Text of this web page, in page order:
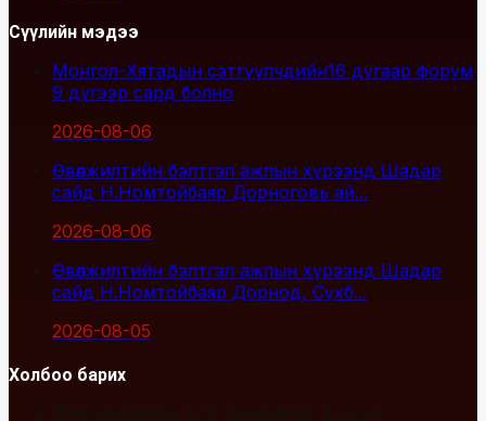
Сүүлийн мэдээ
Монгол-Хятадын сэтгүүлчдийн16 дугаар форум
9 дүгээр сард болно
2026-08-06
Өвөлжилтийн бэлтгэл ажлын хүрээнд Шадар
сайд Н.Номтойбаяр Дорноговь ай...
2026-08-06
Өвөлжилтийн бэлтгэл ажлын хүрээнд Шадар
сайд Н.Номтойбаяр Дорнод, Сүхб...
2026-08-05
Холбоо барих